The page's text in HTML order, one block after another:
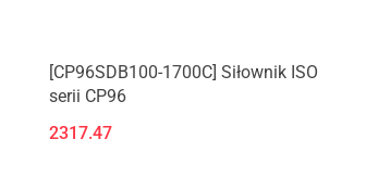
[CP96SDB100-1700C] Siłownik ISO
serii CP96
2317.47